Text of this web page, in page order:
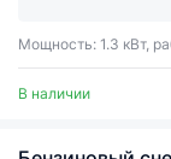
Мощность: 1.3 кВт,
В наличии